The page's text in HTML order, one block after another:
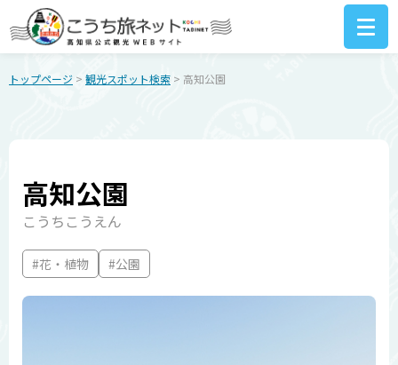
トップページ > 観光スポット検索 > 高知公園
高知公園
こうちこうえん
#花・植物 #公園